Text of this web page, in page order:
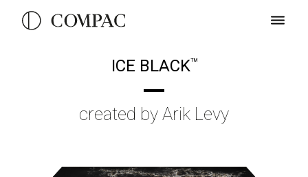
ICE BLACKTM
created by Arik Levy